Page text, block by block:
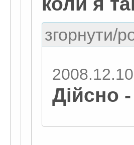
згорнути/
Дійсно